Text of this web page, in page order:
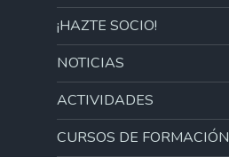
¡HAZTE SOCIO!
NOTICIAS
ACTIVIDADES
CURSOS DE FORMACIÓN